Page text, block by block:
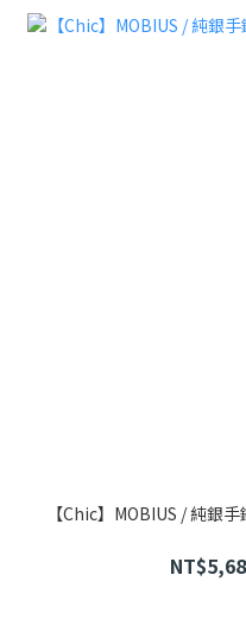
【Chic】MOBIUS / 純銀